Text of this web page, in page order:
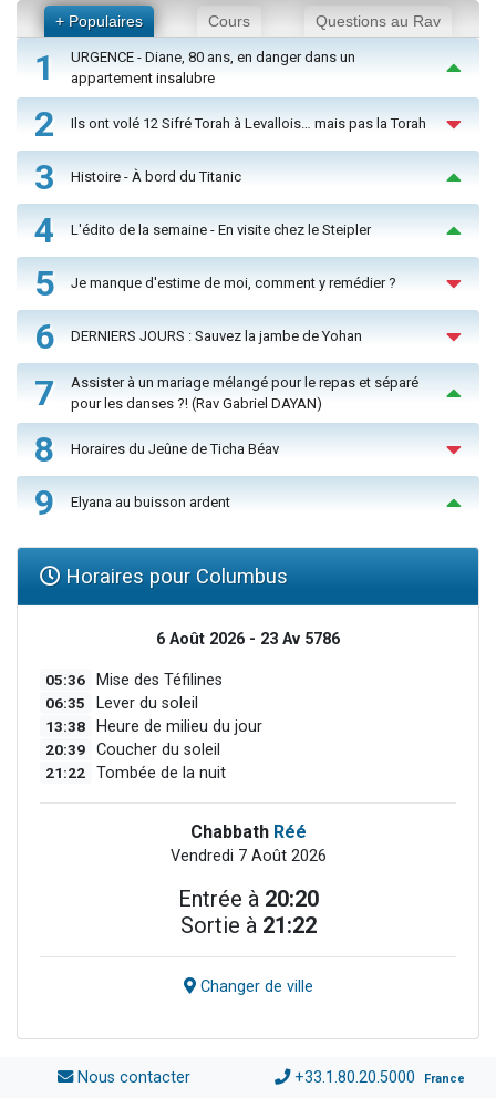
+ Populaires Cours Questions au Rav
1
URGENCE - Diane, 80 ans, en danger dans un
appartement insalubre
2 Ils ont volé 12 Sifré Torah à Levallois… mais pas la Torah
3 Histoire - À bord du Titanic
4 L'édito de la semaine - En visite chez le Steipler
5 Je manque d'estime de moi, comment y remédier ?
6 DERNIERS JOURS : Sauvez la jambe de Yohan
7
Assister à un mariage mélangé pour le repas et séparé
pour les danses ?! (Rav Gabriel DAYAN)
8 Horaires du Jeûne de Ticha Béav
9 Elyana au buisson ardent
Horaires pour Columbus
6 Août 2026 - 23 Av 5786
05:36 Mise des Téfilines
06:35 Lever du soleil
13:38 Heure de milieu du jour
20:39 Coucher du soleil
21:22 Tombée de la nuit
Chabbath Réé
Vendredi 7 Août 2026
Entrée à 20:20
Sortie à 21:22
Changer de ville
Nous contacter +33.1.80.20.5000 France